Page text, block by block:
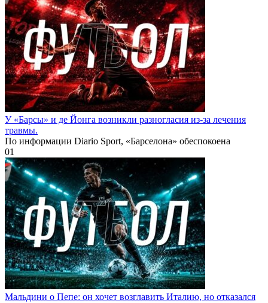
У «Барсы» и де Йонга возникли разногласия из-за лечения
травмы.
По информации Diario Sport, «Барселона» обеспокоена
01
Мальдини о Пепе: он хочет возглавить Италию, но отказался